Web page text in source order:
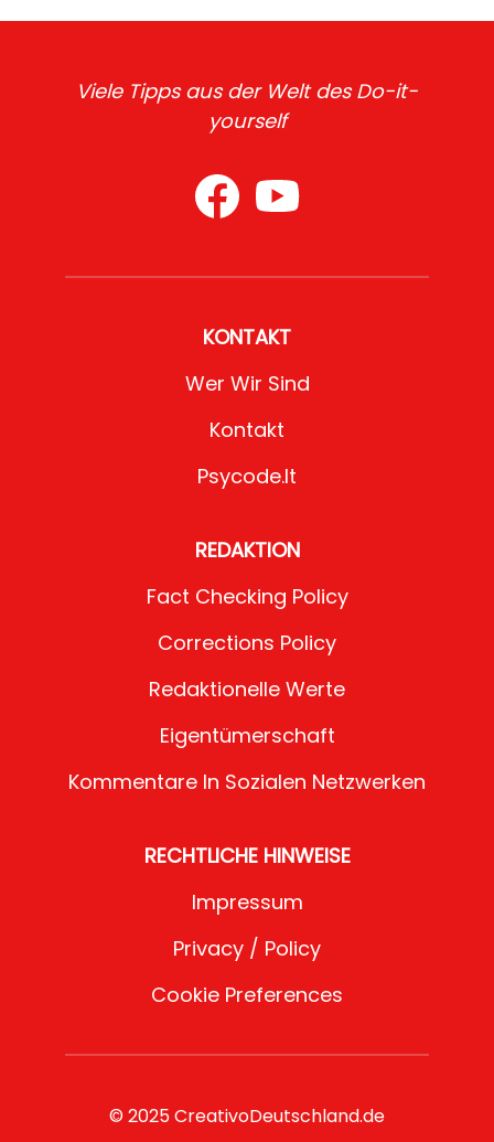
Viele Tipps aus der Welt des Do-it-
yourself
KONTAKT
Wer Wir Sind
Kontakt
Psycode.it
REDAKTION
Fact Checking Policy
Corrections Policy
Redaktionelle Werte
Eigentümerschaft
Kommentare In Sozialen Netzwerken
RECHTLICHE HINWEISE
Impressum
Privacy / Policy
Cookie Preferences
© 2025 CreativoDeutschland.de